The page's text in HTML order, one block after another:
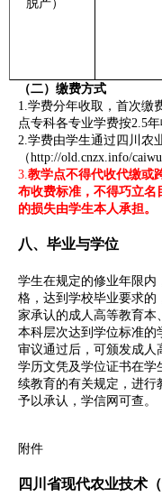
（二）缴费方式
1.学费分年收取，首次缴
点专科各专业学费按2.5
2.学费由学生通过四川农
（http://old.cnzx.info/
3. 教学点不得代收代缴或
布收费标准，不得巧立名
的损失由学生本人承担。
八、毕业与学位
学生在规定的修业年限内
格，达到学校毕业要求的
家承认的成人高等教育本
本科层次达到学位标准
审议通过后，可颁发成人
学历文凭及学位证书在
续教育的有关规定，进行
予以承认，学信网可查。
附件
四川省现代农业技术